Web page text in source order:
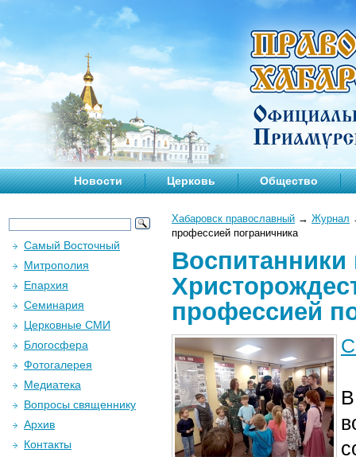
Новости Церковь Общество
Хабаровск православный → Журнал
профессией пограничника
профессией
Самый Восточный
Митрополия
Епархия
Семинария
Церковные СМИ
Блогосфера
Фотогалерея
Медиатека
Вопросы священнику
Архив
Контакты